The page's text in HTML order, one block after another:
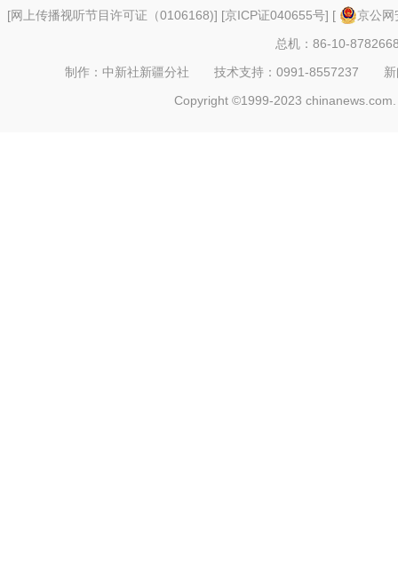
[网上传播视听节目许可证（0106168)] [京ICP证040655号] [
京公
总机：86-10-
制作：中新社新疆分社 技术支持：0991-8557237
Copyright ©1999-2023